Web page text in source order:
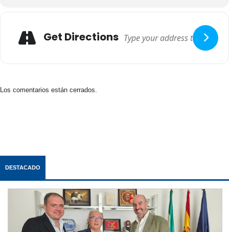
Get Directions
Los comentarios están cerrados.
DESTACADO